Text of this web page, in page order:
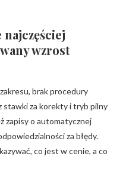
wzrost
brak procedury
stawki za korekty i tryb pilny
zapisy o automatycznej
za błędy.
co jest w cenie, a co